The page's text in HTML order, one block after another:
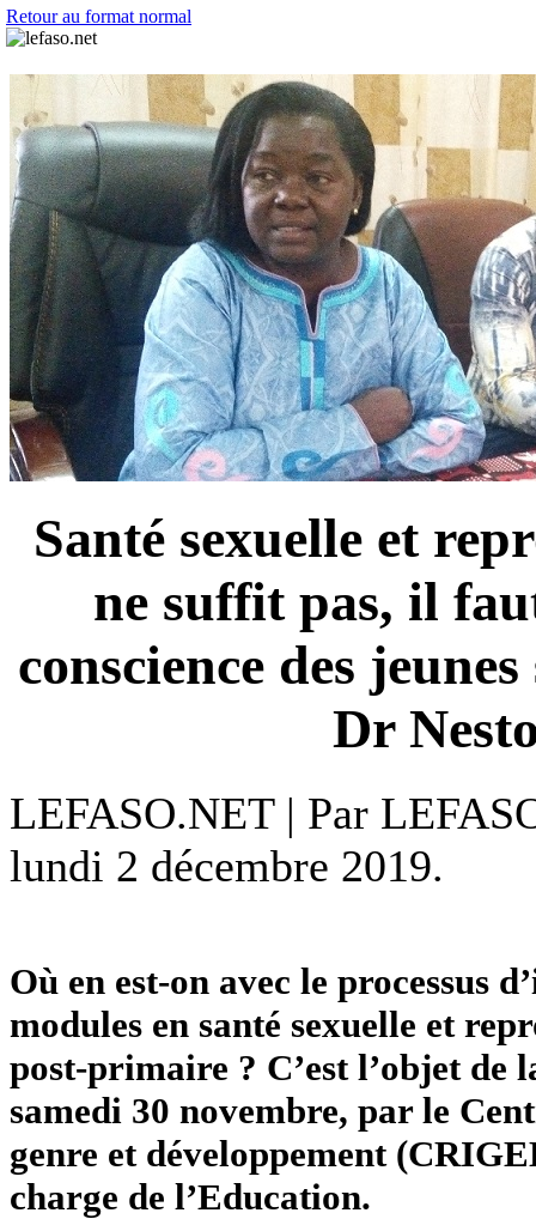
Retour au format normal
Santé sexuelle et
ne suffit pas, il
conscience des
Dr
LEFASO.NET | Par
lundi 2 décembre 2019.
Où en est-on avec le processus
modules en santé sexuelle et
post-primaire ? C’est l’objet de
samedi 30 novembre, par le
genre et développement
charge de l’Education.